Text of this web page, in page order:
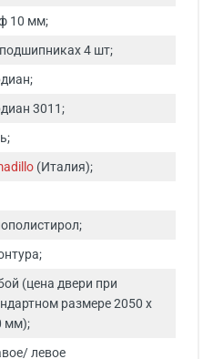
10 мм;
4 шт;
3011;
(Италия);
(цена двери при
размере 2050 х
мм);
левое